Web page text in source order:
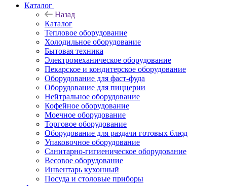
Каталог
Назад
Каталог
Тепловое оборудование
Холодильное оборудование
Бытовая техника
Электромеханическое оборудование
Пекарское и кондитерское оборудование
Оборудование для фаст-фуда
Оборудование для пиццерии
Нейтральное оборудование
Кофейное оборудование
Моечное оборудование
Торговое оборудование
Оборудование для раздачи готовых блюд
Упаковочное оборудование
Санитарно-гигиеническое оборудование
Весовое оборудование
Инвентарь кухонный
Посуда и столовые приборы